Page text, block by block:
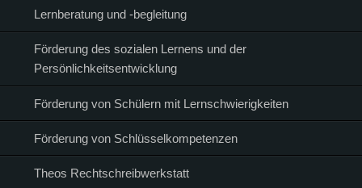
Lernberatung und -begleitung
Förderung des sozialen Lernens und der
Persönlichkeitsentwicklung
Förderung von Schülern mit Lernschwierigkeiten
Förderung von Schlüsselkompetenzen
Theos Rechtschreibwerkstatt